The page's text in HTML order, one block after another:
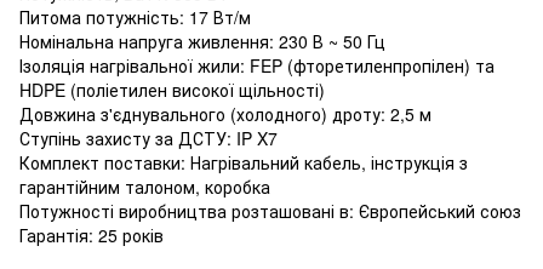
Питома потужність: 17 Вт/м
Номінальна напруга живлення: 230 В ~ 50 Гц
Ізоляція нагрівальної жили: FEP (фторетиленпропілен) та
HDPE (поліетилен високої щільності)
Довжина з'єднувального (холодного) дроту: 2,5 м
Ступінь захисту за ДСТУ: IP X7
Комплект поставки: Нагрівальний кабель, інструкція з
гарантійним талоном, коробка
Потужності виробництва розташовані в: Європейський союз
Гарантія: 25 років